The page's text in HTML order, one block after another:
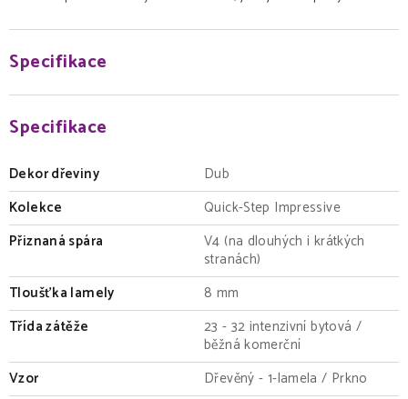
Specifikace
Specifikace
Dekor dřeviny
Dub
Kolekce
Quick-Step Impressive
Přiznaná spára
V4 (na dlouhých i krátkých
stranách)
Tloušťka lamely
8 mm
Třída zátěže
23 - 32 intenzivní bytová /
běžná komerční
Vzor
Dřevěný - 1-lamela / Prkno